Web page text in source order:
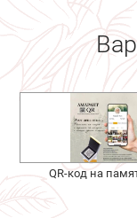
QR-код на